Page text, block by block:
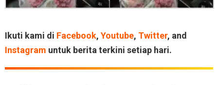
Ikuti kami di Facebook, Youtube, Twitter, and
Instagram untuk berita terkini setiap hari.